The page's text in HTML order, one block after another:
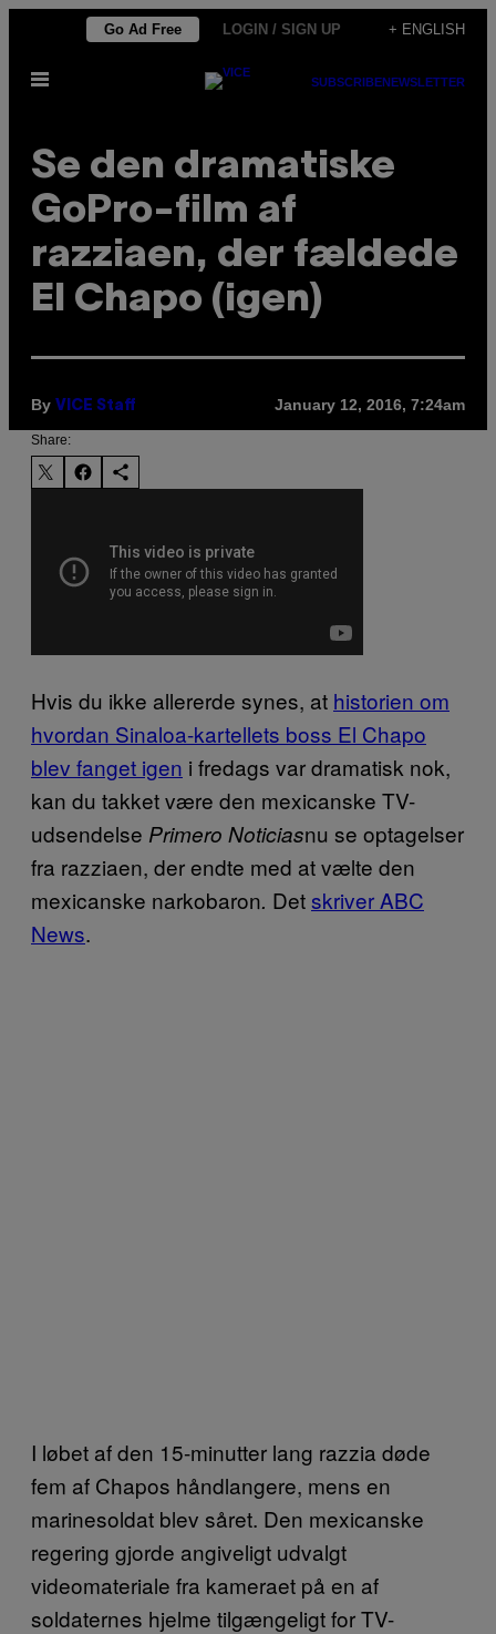
content
Go Ad Free LOGIN / SIGN UP + ENGLISH
Open
SUBSCRIBENEWSLETTER
Se den dramatiske
GoPro-film af
razziaen, der fældede
El Chapo (igen)
By VICE Staff January 12, 2016, 7:24am
Share:
Hvis du ikke allererde synes, at historien om
hvordan Sinaloa-kartellets boss El Chapo
blev fanget igen i fredags var dramatisk nok,
kan du takket være den mexicanske TV-
udsendelse Primero Noticiasnu se optagelser
fra razziaen, der endte med at vælte den
mexicanske narkobaron. Detskriver ABC
News.
I løbet af den 15-minutter lang razzia døde
fem af Chapos håndlangere, mens en
marinesoldat blev såret. Den mexicanske
regering gjorde angiveligt udvalgt
videomateriale fra kameraet på en af
soldaternes hjelme tilgængeligt for TV-